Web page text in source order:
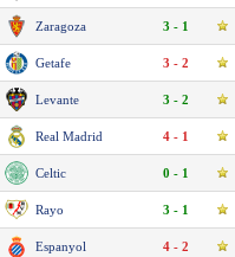
Zaragoza 3 - 1
Getafe 3 - 2
Levante 3 - 2
Real Madrid 4 - 1
Celtic 0 - 1
Rayo 3 - 1
Espanyol 4 - 2